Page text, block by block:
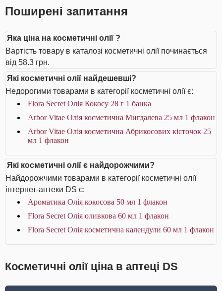
Поширені запитання
Яка ціна на косметичні олії ?
Вартість товару в каталозі косметичні олії починається
від 58.3 грн.
Які косметичні олії найдешевші?
Недорогими товарами в категорії косметичні олії є:
Flora Secret Олія Кокосу 28 г 1 банка
Arbor Vitae Олія косметична Мигдалева 25 мл 1 флакон
Arbor Vitae Олія косметична Абрикосових кісточок 25
мл 1 флакон
Які косметичні олії є найдорожчими?
Найдорожчими товарами в категорії косметичні олії
інтернет-аптеки DS є:
Ароматика Олія кокосова 50 мл 1 флакон
Flora Secret Олія оливкова 60 мл 1 флакон
Flora Secret Олія косметична календули 60 мл 1 флакон
Косметичні олії ціна в аптеці DS